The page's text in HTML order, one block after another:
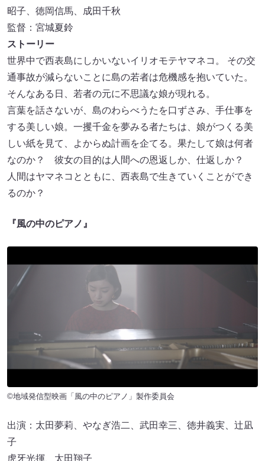
昭子、徳岡信馬、成田千秋
監督：宮城夏鈴
ストーリー
世界中で西表島にしかいないイリオモテヤマネコ。 その交
通事故が減らないことに島の若者は危機感を抱いていた。
そんなある日、若者の元に不思議な娘が現れる。
言葉を話さないが、島のわらべうたを口ずさみ、手仕事を
する美しい娘。一攫千金を夢みる者たちは、娘がつくる美
しい紙を見て、よからぬ計画を企てる。果たして娘は何者
なのか？ 彼女の目的は人間への恩返しか、仕返しか？
人間はヤマネコとともに、西表島で生きていくことができ
るのか？
『風の中のピアノ』
©地域発信型映画「風の中のピアノ」製作委員会
出演：太田夢莉、やなぎ浩二、武田幸三、徳井義実、辻凪
子
虎牙光揮、太田翔子